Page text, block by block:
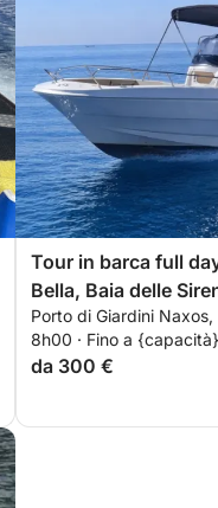
Tour in barca full
Bella, Baia delle
Sant’Alessio
Porto di Giardini
8h00 · Fino a
da 300 €